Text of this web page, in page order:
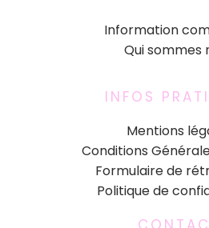
Information
Qui sommes
INFOS
Mentions
Conditions
Formulaire de
Politique de